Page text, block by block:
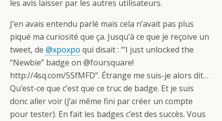
les avis laisser par les autres utilisateurs.
J’en avais entendu parlé mais cela n’avait pas plus
piqué ma curiosité que ça. Jusqu’à ce que je reçoive un
tweet, de @xpoxpo qui disait : “‘I just unlocked the
“Newbie” badge on @foursquare!
http://4sq.com/5SfMFD”. Étrange me suis-je alors dit…
Qu’est-ce que c’est que ce truc de badge. Et je suis
donc aller voir (j’ai même fini par créer un compte
pour tester). En fait les badges c’est des succès. Vous